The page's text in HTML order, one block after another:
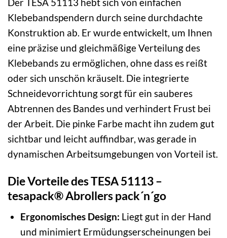
Klebebandspendern durch seine durchdachte
Konstruktion ab. Er wurde entwickelt, um Ihnen
eine präzise und gleichmäßige Verteilung des
Klebebands zu ermöglichen, ohne dass es reißt
oder sich unschön kräuselt. Die integrierte
Schneidevorrichtung sorgt für ein sauberes
Abtrennen des Bandes und verhindert Frust bei
der Arbeit. Die pinke Farbe macht ihn zudem gut
sichtbar und leicht auffindbar, was gerade in
dynamischen Arbeitsumgebungen von Vorteil ist.
Die Vorteile des TESA 51113 –
tesapack® Abrollers pack´n´go
Ergonomisches Design: Liegt gut in der Hand
und minimiert Ermüdungserscheinungen bei